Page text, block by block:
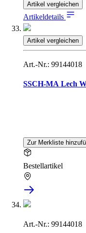
Artikel vergleichen
Artikeldetails
Artikel vergleichen
Art.-Nr.: 99144018
SSCH-MA Lech
Zur Merkliste
Bestellartikel
Art.-Nr.: 99144018